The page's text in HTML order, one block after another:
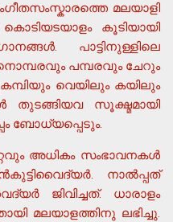
മലയാളി
കൊടിയടയാളം കൂടിയായി
പാട്ടിനുള്ളിലെ
പമ്പരവും ചേറും
വെയിലും കയിലും
തുടങ്ങിയവ സൂക്ഷ്മമായി
ബോധ്യപ്പെടും.
അധികം സംഭാവനകള്‍
നാല്‍പ്പത്
ജിവിച്ചത്. ധാരാളം
മലയാളത്തിനു ലഭിച്ചു.